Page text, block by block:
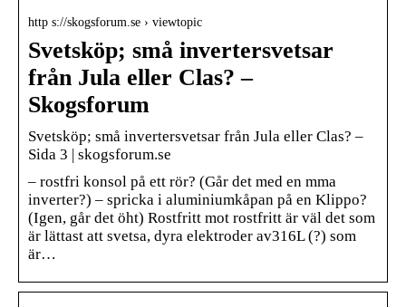
http s://skogsforum.se › viewtopic
Svetsköp; små invertersvetsar
från Jula eller Clas? –
Skogsforum
Svetsköp; små invertersvetsar från Jula eller Clas? –
Sida 3 | skogsforum.se
– rostfri konsol på ett rör? (Går det med en mma
inverter?) – spricka i aluminiumkåpan på en Klippo?
(Igen, går det öht) Rostfritt mot rostfritt är väl det som
är lättast att svetsa, dyra elektroder av316L (?) som
är…